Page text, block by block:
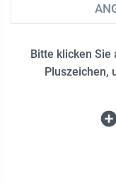
Bitte klicken Sie
Pluszeichen,